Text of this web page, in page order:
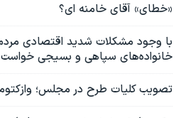
«خطای» آقای خامنه ای؟
با وجود مشکلات شدید اقتصادی
خانواده‌های سپاهی و بسیجی خواست حداقل ۵
تصویب کلیات طرح در مجلس؛ وازکتومی ۲ تا ۵ سال زندان